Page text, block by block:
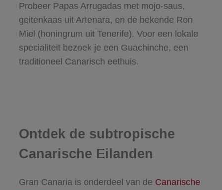
Probeer Papas Arrugadas met mojo-saus,
geitenkaas uit Artenara, en de bekende Ron
Miel (honingrum uit Tenerife). Voor een lokale
specialiteit bezoek je een Guachinche, een
traditioneel Canarisch eethuis.
Ontdek de subtropische
Canarische Eilanden
Gran Canaria is onderdeel van de Canarische